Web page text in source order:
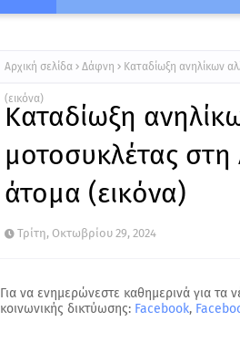
Αρχική σελίδα Δάφνη Καταδίωξη ανηλίκων
(εικόνα)
Καταδίωξη
μοτοσυκλέτας στη
άτομα (εικόνα)
Τρίτη, Οκτωβρίου 29, 2024
Για να ενημερώνεστε καθημερινά για τα
κοινωνικής δικτύωσης: Facebook,